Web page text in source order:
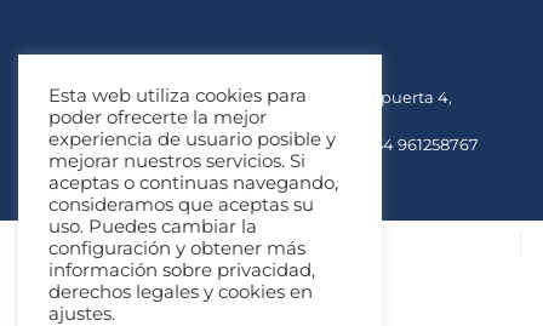
Av. del Marqués de Sotelo 3, Planta 2 puerta 4,
46002 Valencia
info@conversainstitute.com
+34 961258767
info@conversaspanishinstitute.com
Av. del Marqués de Sotelo 3, Planta 2 puerta 4, 46002
Valencia
Esta web utiliza cookies para
poder ofrecerte la mejor
experiencia de usuario posible y
mejorar nuestros servicios. Si
aceptas o continuas navegando,
consideramos que aceptas su
uso. Puedes cambiar la
configuración y obtener más
información sobre privacidad,
derechos legales y cookies en
ajustes.